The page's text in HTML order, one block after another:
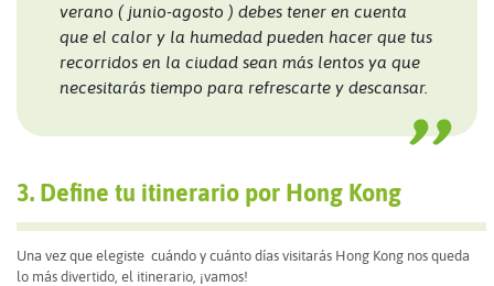
verano ( junio-agosto ) debes tener en cuenta
que el calor y la humedad pueden hacer que tus
recorridos en la ciudad sean más lentos ya que
necesitarás tiempo para refrescarte y descansar.
3. Define tu itinerario por Hong Kong
Una vez que elegiste cuándo y cuánto días visitarás Hong Kong nos queda
lo más divertido, el itinerario, ¡vamos!